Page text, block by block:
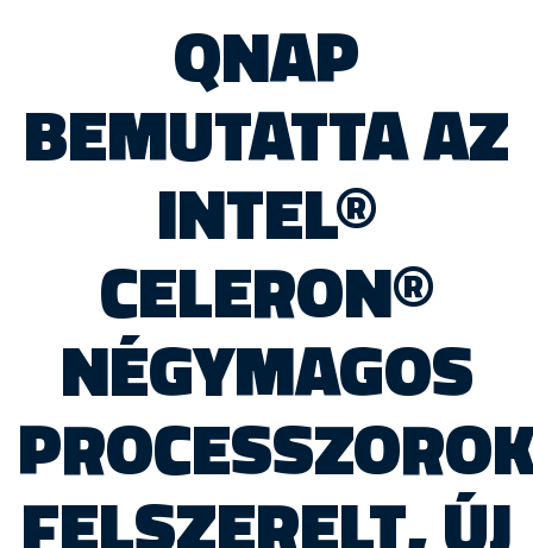
QNAP
BEMUTATTA AZ
INTEL®
CELERON®
NÉGYMAGOS
FELSZERELT, ÚJ